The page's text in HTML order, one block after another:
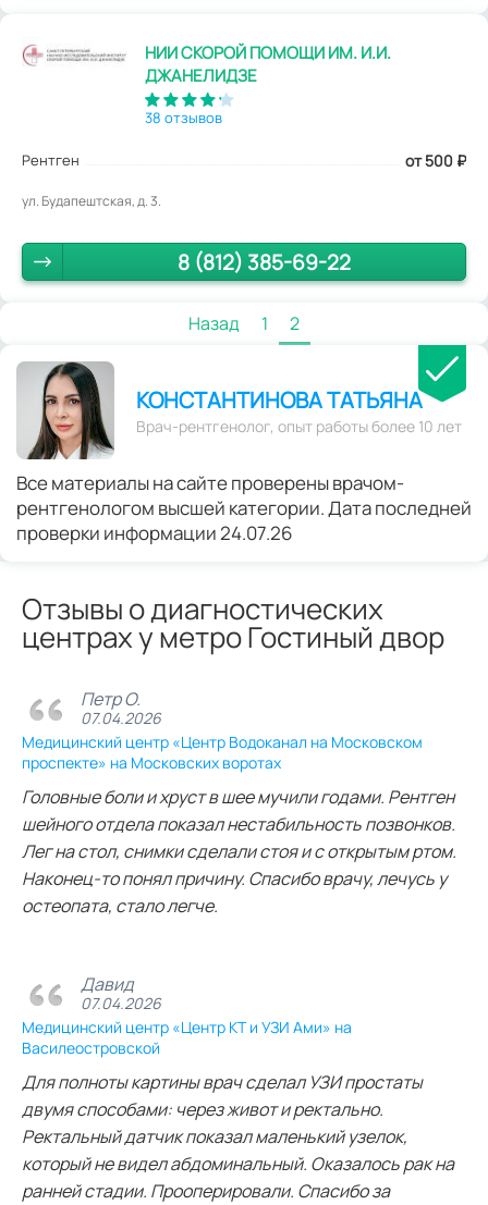
НИИ СКОРОЙ ПОМОЩИ ИМ. И.И.
ДЖАНЕЛИДЗЕ
38 отзывов
Рентген от 500 ₽
ул. Будапештская, д. 3.
8 (812) 385-69-22
Назад 1 2
КОНСТАНТИНОВА ТАТЬЯНА
Врач-рентгенолог, опыт работы более 10 лет
Все материалы на сайте проверены врачом-
рентгенологом высшей категории. Дата последней
проверки информации 24.07.26
Отзывы о диагностических
центрах у метро Гостиный двор
Петр О.
07.04.2026
Медицинский центр «Центр Водоканал на Московском
проспекте» на Московских воротах
Головные боли и хруст в шее мучили годами. Рентген
шейного отдела показал нестабильность позвонков.
Лег на стол, снимки сделали стоя и с открытым ртом.
Наконец-то понял причину. Спасибо врачу, лечусь у
остеопата, стало легче.
Давид
07.04.2026
Медицинский центр «Центр КТ и УЗИ Ами» на
Василеостровской
Для полноты картины врач сделал УЗИ простаты
двумя способами: через живот и ректально.
Ректальный датчик показал маленький узелок,
который не видел абдоминальный. Оказалось рак на
ранней стадии. Прооперировали. Спасибо за